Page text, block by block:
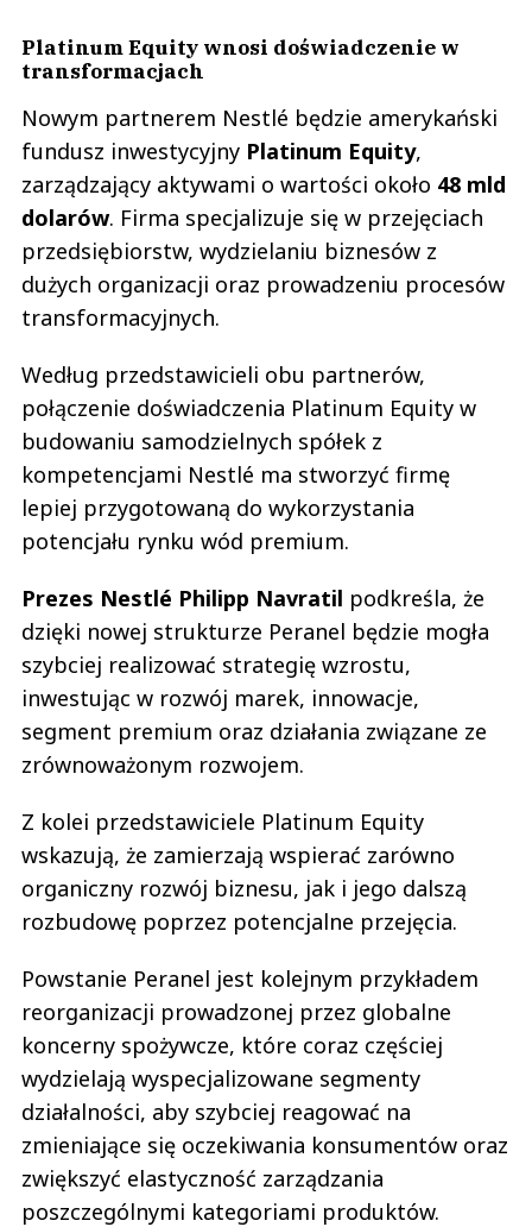
Platinum Equity wnosi doświadczenie w
transformacjach
Nowym partnerem Nestlé będzie amerykański
fundusz inwestycyjny Platinum Equity,
zarządzający aktywami o wartości około 48 mld
dolarów. Firma specjalizuje się w przejęciach
przedsiębiorstw, wydzielaniu biznesów z
dużych organizacji oraz prowadzeniu procesów
transformacyjnych.
Według przedstawicieli obu partnerów,
połączenie doświadczenia Platinum Equity w
budowaniu samodzielnych spółek z
kompetencjami Nestlé ma stworzyć firmę
lepiej przygotowaną do wykorzystania
potencjału rynku wód premium.
Prezes Nestlé Philipp Navratil podkreśla, że
dzięki nowej strukturze Peranel będzie mogła
szybciej realizować strategię wzrostu,
inwestując w rozwój marek, innowacje,
segment premium oraz działania związane ze
zrównoważonym rozwojem.
Z kolei przedstawiciele Platinum Equity
wskazują, że zamierzają wspierać zarówno
organiczny rozwój biznesu, jak i jego dalszą
rozbudowę poprzez potencjalne przejęcia.
Powstanie Peranel jest kolejnym przykładem
reorganizacji prowadzonej przez globalne
koncerny spożywcze, które coraz częściej
wydzielają wyspecjalizowane segmenty
działalności, aby szybciej reagować na
zmieniające się oczekiwania konsumentów oraz
zwiększyć elastyczność zarządzania
poszczególnymi kategoriami produktów.